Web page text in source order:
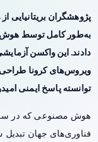
پژوهشگران
به‌طور کامل توسط هوش
دادند. این واکسن
ویروس‌های کرونا
توانسته پاسخ ایمنی
هوش مصنوعی که در
فناوری‌های جهان